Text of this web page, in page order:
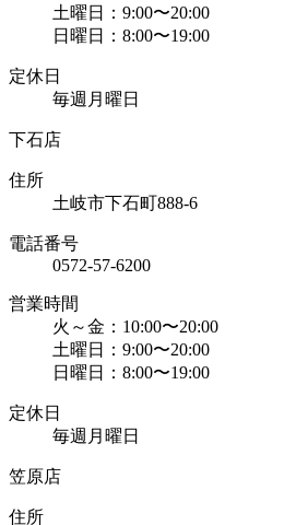
土曜日：9:00〜20:00
日曜日：8:00〜19:00
定休日
毎週月曜日
下石店
住所
土岐市下石町888-6
電話番号
0572-57-6200
営業時間
火～金：10:00〜20:00
土曜日：9:00〜20:00
日曜日：8:00〜19:00
定休日
毎週月曜日
笠原店
住所